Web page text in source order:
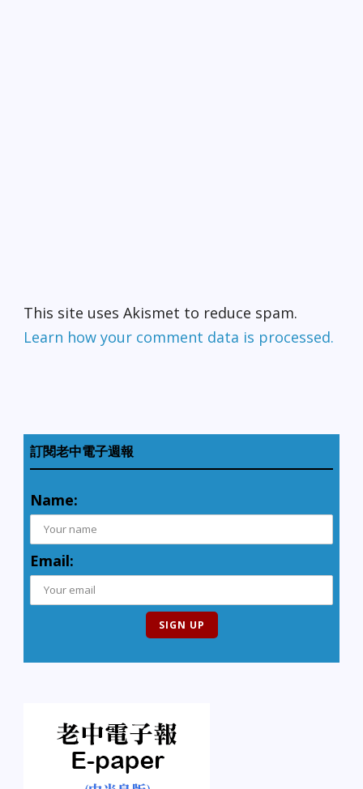
This site uses Akismet to reduce spam.
Learn how your comment data is processed.
訂閱老中電子週報
Name:
Email: